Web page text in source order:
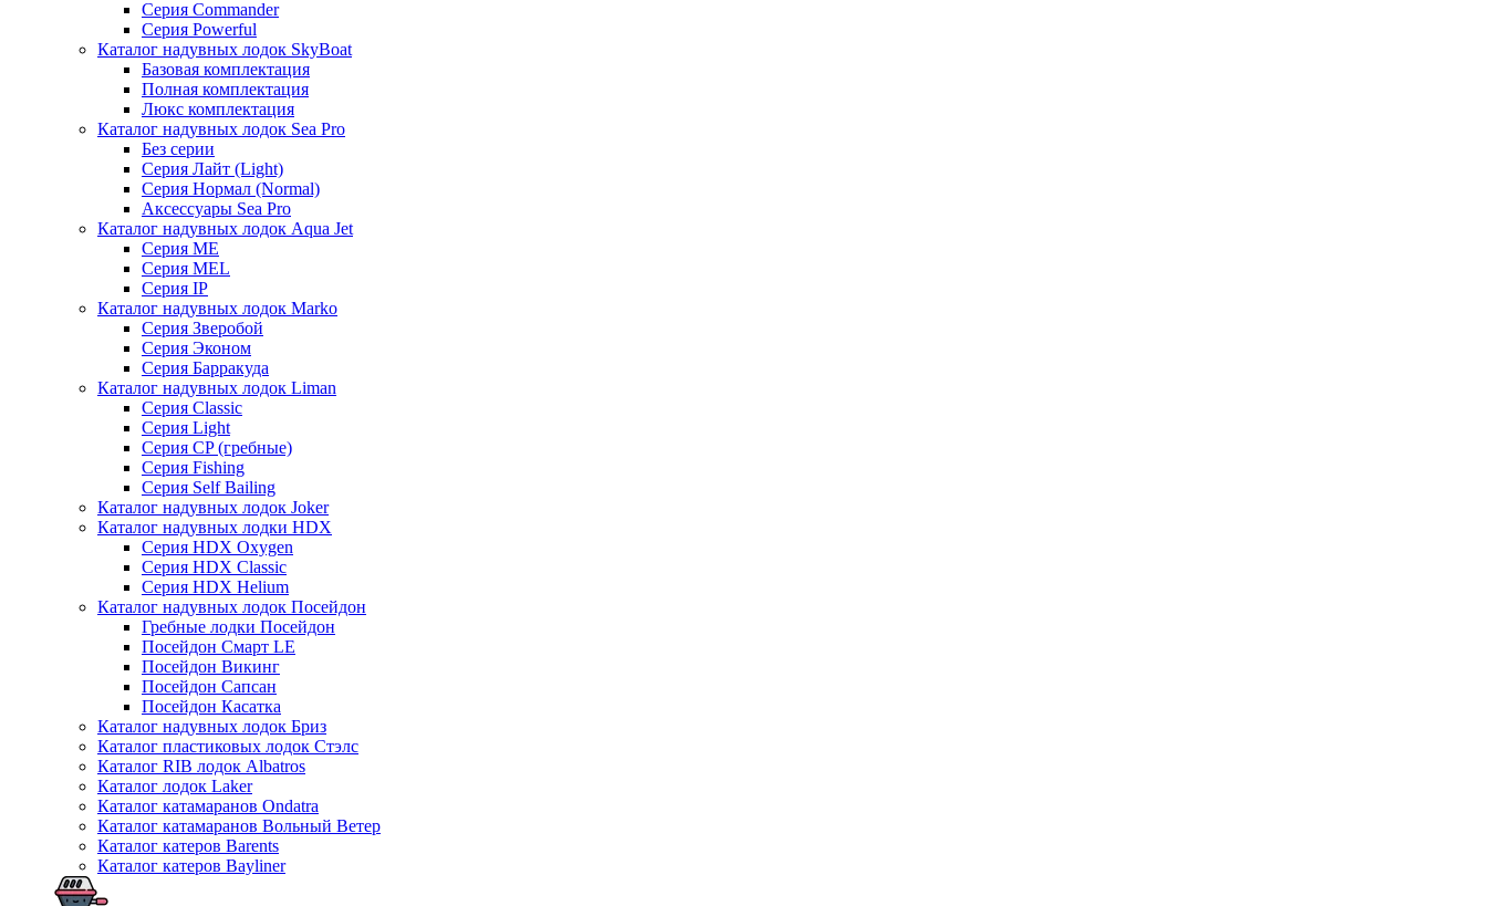
Серия Commander
Серия Powerful
Каталог надувных лодок SkyBoat
Базовая комплектация
Полная комплектация
Люкс комплектация
Каталог надувных лодок Sea Pro
Без серии
Серия Лайт (Light)
Серия Нормал (Normal)
Аксессуары Sea Pro
Каталог надувных лодок Aqua Jet
Серия ME
Серия MEL
Серия IP
Каталог надувных лодок Marko
Серия Зверобой
Серия Эконом
Серия Барракуда
Каталог надувных лодок Liman
Серия Classic
Серия Light
Серия CP (гребные)
Серия Fishing
Серия Self Bailing
Каталог надувных лодок Joker
Каталог надувных лодки HDX
Серия HDX Oxygen
Серия HDX Classic
Серия HDX Helium
Каталог надувных лодок Посейдон
Гребные лодки Посейдон
Посейдон Смарт LE
Посейдон Викинг
Посейдон Сапсан
Посейдон Касатка
Каталог надувных лодок Бриз
Каталог пластиковых лодок Стэлс
Каталог RIB лодок Albatros
Каталог лодок Laker
Каталог катамаранов Ondatra
Каталог катамаранов Вольный Ветер
Каталог катеров Barents
Каталог катеров Bayliner